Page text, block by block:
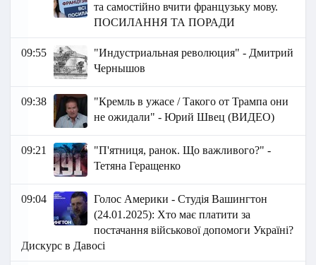
та самостійно вчити французьку мову.
ПОСИЛАННЯ ТА ПОРАДИ
09:55
"Индустриальная революция" - Дмитрий
Чернышов
09:38
"Кремль в ужасе / Такого от Трампа они
не ожидали" - Юрий Швец (ВИДЕО)
09:21
"П'ятниця, ранок. Що важливого?" -
Тетяна Геращенко
09:04
Голос Америки - Студія Вашингтон
(24.01.2025): Хто має платити за
постачання військової допомоги Україні?
Дискурс в Давосі